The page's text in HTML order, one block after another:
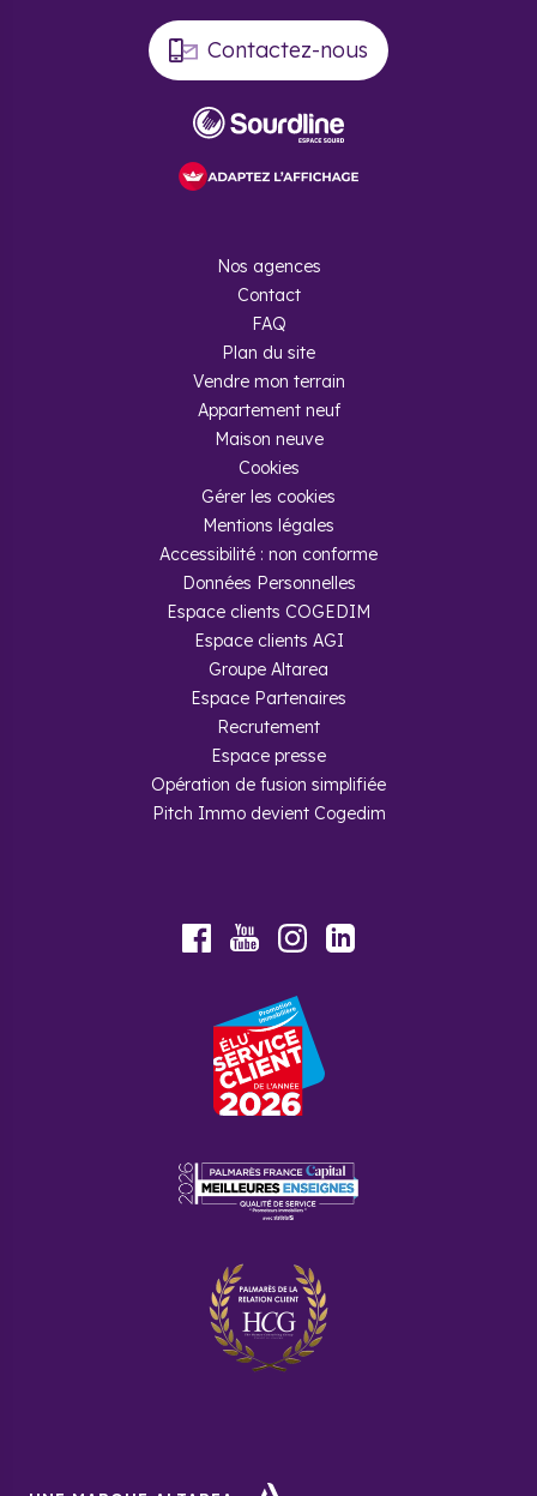
Contactez-nous
Nos agences
Contact
FAQ
Plan du site
Vendre mon terrain
Appartement neuf
Maison neuve
Cookies
Gérer les cookies
Mentions légales
Accessibilité : non conforme
Données Personnelles
Espace clients COGEDIM
Espace clients AGI
Groupe Altarea
Espace Partenaires
Recrutement
Espace presse
Opération de fusion simplifiée
Pitch Immo devient Cogedim
FacebookYoutubeInstagram